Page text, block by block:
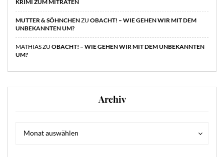
KRIMI ZUM MITRATEN
MUTTER & SÖHNCHENZU OBACHT! – WIE GEHEN WIR MIT DEM
UNBEKANNTEN UM?
MATHIASZU OBACHT! – WIE GEHEN WIR MIT DEM UNBEKANNTEN
UM?
Archiv
Monat auswählen